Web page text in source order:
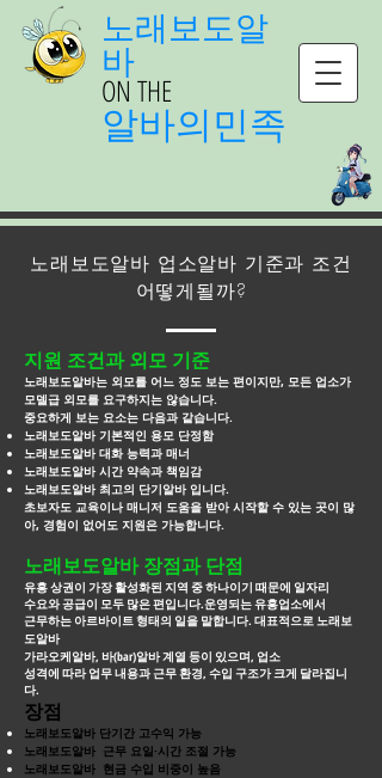
노래보도알
바
ON THE
알바의민족
노래보도알바 업소알바 기준과 조건
어떻게될까?
지원 조건과 외모 기준
노래보도알바는 외모를 어느 정도 보는 편이지만, 모든 업소가
모델급 외모를 요구하지는 않습니다.
중요하게 보는 요소는 다음과 같습니다.
노래보도알바 기본적인 용모 단정함
노래보도알바 대화 능력과 매너
노래보도알바 시간 약속과 책임감
노래보도알바 최고의 단기알바 입니다.
초보자도 교육이나 매니저 도움을 받아 시작할 수 있는 곳이 많
아, 경험이 없어도 지원은 가능합니다.
노래보도알바 장점과 단점
유흥 상권이 가장 활성화된 지역 중 하나이기 때문에 일자리
수요와 공급이 모두 많은 편입니다.운영되는 유흥업소에서
근무하는 아르바이트 형태의 일을 말합니다. 대표적으로노래보
도알바
가라오케알바, 바(bar)알바 계열 등이 있으며, 업소
성격에 따라 업무 내용과 근무 환경, 수입 구조가 크게 달라집니
다.
장점
노래보도알바 단기간 고수익 가능
노래보도알바 근무 요일·시간 조절 가능
노래보도알바 현금 수입 비중이 높음